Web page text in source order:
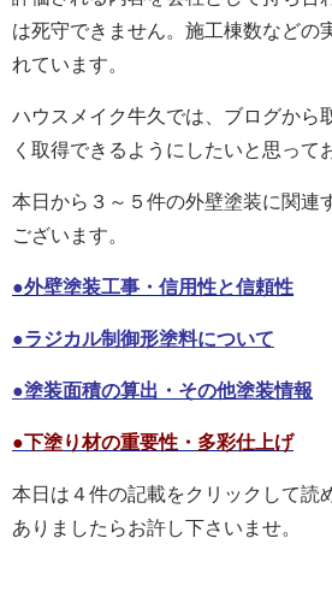
は死守できません。施工棟数などの
れています。
ハウスメイク牛久では、ブログから
く取得できるようにしたいと思って
本日から３～５件の外壁塗装に関連
ございます。
●外壁塗装工事・信用性と信頼性
●ラジカル制御形塗料について
●塗装面積の算出・その他塗装情報
●下塗り材の重要性・多彩仕上げ
本日は４件の記載をクリックして読
ありましたらお許し下さいませ。